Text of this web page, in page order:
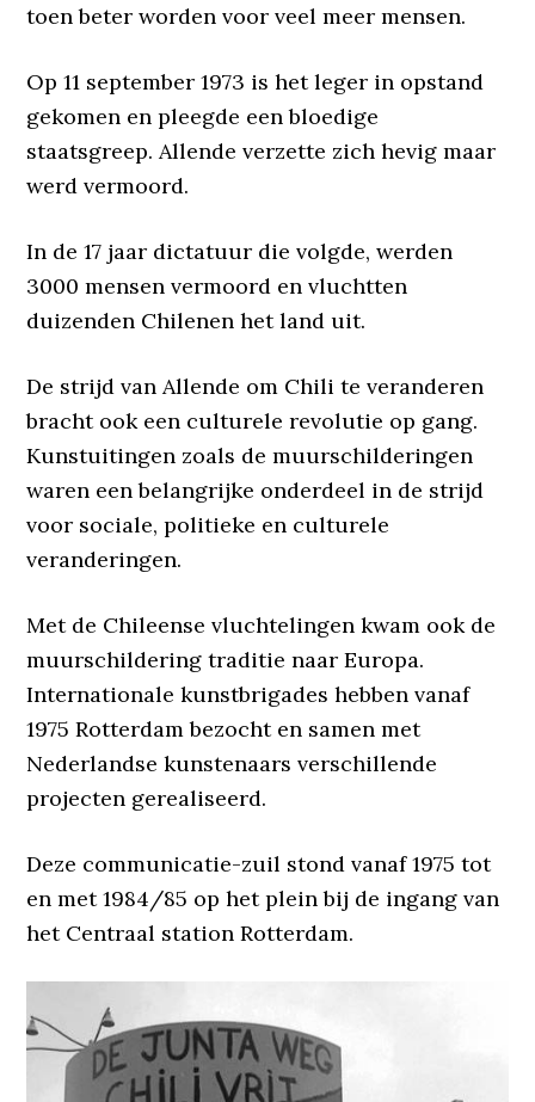
toen beter worden voor veel meer mensen.
Op 11 september 1973 is het leger in opstand
gekomen en pleegde een bloedige
staatsgreep. Allende verzette zich hevig maar
werd vermoord.
In de 17 jaar dictatuur die volgde, werden
3000 mensen vermoord en vluchtten
duizenden Chilenen het land uit.
De strijd van Allende om Chili te veranderen
bracht ook een culturele revolutie op gang.
Kunstuitingen zoals de muurschilderingen
waren een belangrijke onderdeel in de strijd
voor sociale, politieke en culturele
veranderingen.
Met de Chileense vluchtelingen kwam ook de
muurschildering traditie naar Europa.
Internationale kunstbrigades hebben vanaf
1975 Rotterdam bezocht en samen met
Nederlandse kunstenaars verschillende
projecten gerealiseerd.
Deze communicatie-zuil stond vanaf 1975 tot
en met 1984/85 op het plein bij de ingang van
het Centraal station Rotterdam.